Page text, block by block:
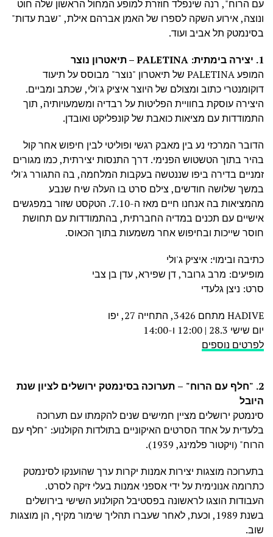
עם הרוח", רנה שינפלד חוזרת למופע המחול הראשון שלה חוט
ונוצה, אירוע השקה לספרו של האמן אברהם אילת, "שבת עדות"
בסינמטק תל אביב ועוד.
1. יצירה בימתית: PALETINA – תיאטרון נוצר
המופע PALETINA של תיאטרון "נוצר" מבוסס על תיעוד
דוקומנטרי כתוב ומצולם של היוצר איציק ג'ולי, שכתב ומביים.
היצירה עוסקת בחוויית הפליטות על רבדיה ומשמעויותיה, תוך
התמודדות עם מציאות כואבת של קונפליקט ואובדן.
הדובר המרכזי נע בין מאבק רגשי ופוליטי לבין חיפוש אחר קול
בהיר בתוך הטשטוש הפנימי. דרך התנסות יצירתית, כמו מגורים
זמניים בדירה ביפו שננטשה בעקבות המלחמה, בה התגורר ג'ולי
במשך שלושה חודשים, צילם סרט בו העלה שיח שנבע
מהמציאות בה אנחנו חיים מאז ה-7.10. הטקסט שזור במפגשים
אישיים עם תכנים במדיה החברתית, בהתמודדות עם תחושת
חוסר שייכות ובחיפוש אחר משמעות בתוך הכאוס.
כתיבה ובימוי: איציק ג'ולי
מופיעים: מרב גרובר, דן שפירא, עדן בן צבי
סרט: ניצן גלעדי
HADIVE מתחם 3426, התחייה 27, יפו
יום שישי 28.3 | 12:00 ו-14:00
לפרטים נוספים
2. "חלף עם הרוח" – תערוכה בסינמטק ירושלים לציון שנת
היובל
סינמטק ירושלים מציין חמישים שנים להקמתו עם תערוכה
בלעדית על אחד הסרטים האיקוניים בתולדות הקולנוע: "חלף עם
הרוח" (ויקטור פלמינג, 1939).
בתערוכה מוצגות יצירות אמנות יקרות ערך שהוענקו לסינמטק
כתרומה אנונימית על ידי אספני אמנות בעלי זיקה לסרט.
העבודות הוצגו לראשונה בפסטיבל הקולנוע השישי בירושלים
בשנת 1989, וכעת, לאחר שעברו תהליך שימור מקיף, הן מוצגות
שוב.